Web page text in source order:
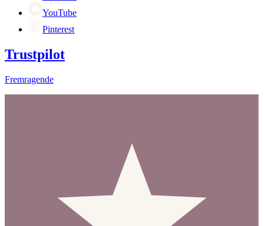
YouTube
Pinterest
Trustpilot
Fremragende